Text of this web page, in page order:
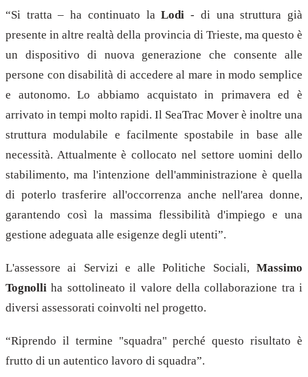
“Si tratta – ha continuato laLodi- di una struttura già
presente in altre realtà della provincia di Trieste, ma questo è
un dispositivo di nuova generazione che consente alle
persone con disabilità di accedere al mare in modo semplice
e autonomo. Lo abbiamo acquistato in primavera ed è
arrivato in tempi molto rapidi. Il SeaTrac Mover è inoltre una
struttura modulabile e facilmente spostabile in base alle
necessità. Attualmente è collocato nel settore uomini dello
stabilimento, ma l'intenzione dell'amministrazione è quella
di poterlo trasferire all'occorrenza anche nell'area donne,
garantendo così la massima flessibilità d'impiego e una
gestione adeguata alle esigenze degli utenti”.
L'assessore ai Servizi e alle Politiche Sociali,Massimo
Tognolliha sottolineato il valore della collaborazione tra i
diversi assessorati coinvolti nel progetto.
“Riprendo il termine "squadra" perché questo risultato è
frutto di un autentico lavoro di squadra”.